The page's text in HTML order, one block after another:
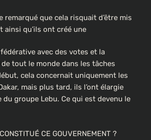
remarqué que cela risquait d’être mis
ainsi qu’ils ont créé une
avec des votes et la
de tout le monde dans les tâches
cela concernait uniquement les
mais plus tard, ils l’ont élargie
du groupe Lebu. Ce qui est devenu le
CE GOUVERNEMENT ?